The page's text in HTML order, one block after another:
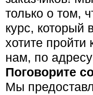
только о том,
курс, который
хотите
нам, по
Поговорите
Мы